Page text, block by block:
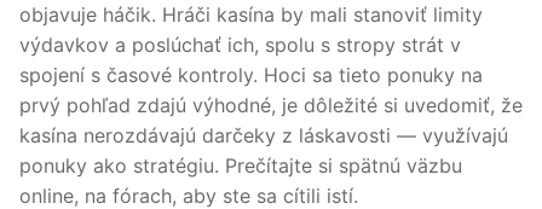
objavuje háčik. Hráči kasína by mali stanoviť limity
výdavkov a poslúchať ich, spolu s stropy strát v
spojení s časové kontroly. Hoci sa tieto ponuky na
prvý pohľad zdajú výhodné, je dôležité si uvedomiť, že
kasína nerozdávajú darčeky z láskavosti — využívajú
ponuky ako stratégiu. Prečítajte si spätnú väzbu
online, na fórach, aby ste sa cítili istí.